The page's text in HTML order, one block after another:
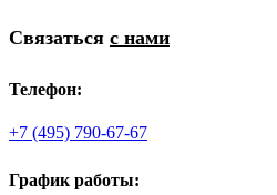
Связаться с нами
Телефон:
+7 (495) 790-67-67
График работы: